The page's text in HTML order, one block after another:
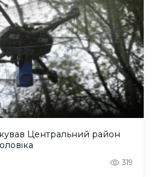
Центральний район
319